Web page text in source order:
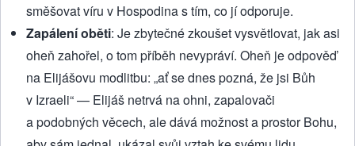
směšovat víru v Hospodina s tím, co jí odporuje.
Zapálení oběti: Je zbytečné zkoušet vysvětlovat, jak asi
oheň zahořel, o tom příběh nevypráví. Oheň je odpověď
na Elijášovu modlitbu: „ať se dnes pozná, že jsi Bůh
v Izraeli“ — Elijáš netrvá na ohni, zapalovači
a podobných věcech, ale dává možnost a prostor Bohu,